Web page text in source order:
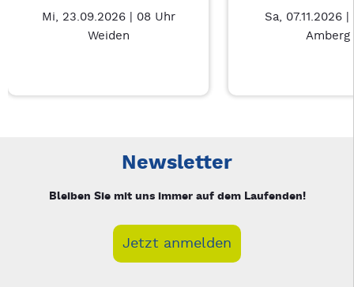
Mi, 23.09.2026 | 08 Uhr
Weiden
Sa, 07.11.2026
Amberg
Newsletter
Bleiben Sie mit uns immer auf dem Laufenden!
Jetzt anmelden